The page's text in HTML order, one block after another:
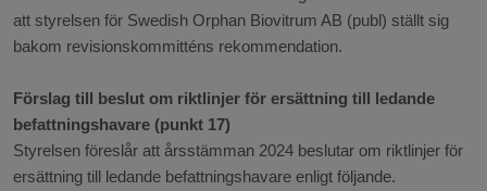
att styrelsen för Swedish Orphan Biovitrum AB (publ) ställt sig
bakom revisionskommitténs rekommendation.
Förslag till beslut om riktlinjer för ersättning till ledande
befattningshavare (punkt 17)
Styrelsen föreslår att årsstämman 2024 beslutar om riktlinjer för
ersättning till ledande befattningshavare enligt följande.